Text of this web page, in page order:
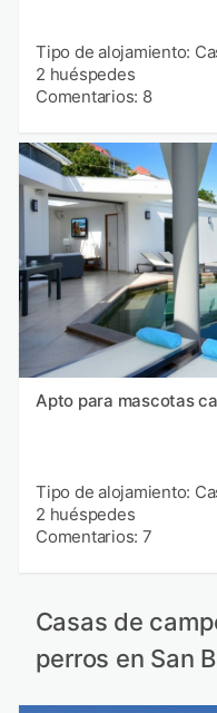
Tipo de alojamiento:
2 huéspedes
Comentarios: 8
Apto para mascotas
Tipo de alojamiento:
2 huéspedes
Comentarios: 7
Casas de
perros en San